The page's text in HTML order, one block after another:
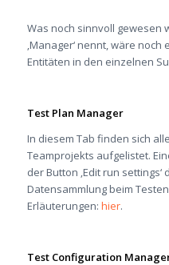
Was noch sinnvoll gewesen
‚Manager‘ nennt, wäre
Entitäten in den einzelnen
Test Plan Manager
In diesem Tab finden sich
Teamprojekts aufgelistet.
der Button ‚Edit run
Datensammlung beim
Erläuterungen: hier.
Test Configuration